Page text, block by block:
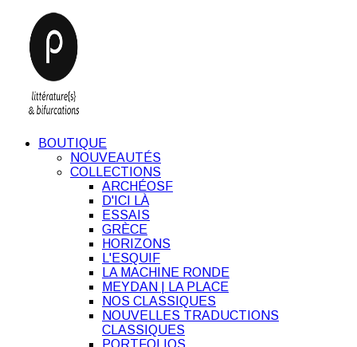
BOUTIQUE
NOUVEAUTÉS
COLLECTIONS
ARCHÉOSF
D'ICI LÀ
ESSAIS
GRÈCE
HORIZONS
L'ESQUIF
LA MACHINE RONDE
MEYDAN | LA PLACE
NOS CLASSIQUES
NOUVELLES TRADUCTIONS
CLASSIQUES
PORTFOLIOS